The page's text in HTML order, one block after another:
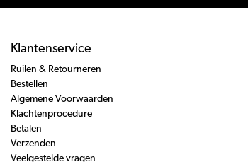
Klantenservice
Ruilen & Retourneren
Bestellen
Algemene Voorwaarden
Klachtenprocedure
Betalen
Verzenden
Veelgestelde vragen